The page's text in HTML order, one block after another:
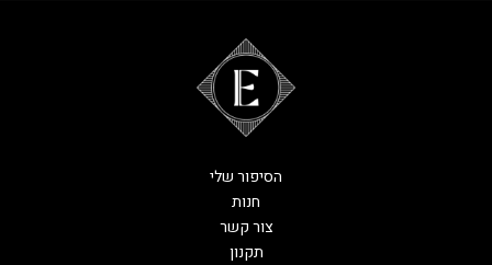
הסיפור שלי
חנות
צור קשר
תקנון